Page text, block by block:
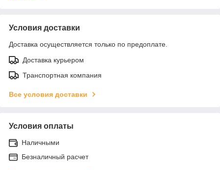
Условия доставки
Доставка осуществляется только по предоплате.
Доставка курьером
Транспортная компания
Все условия доставки
Условия оплаты
Наличными
Безналичный расчет